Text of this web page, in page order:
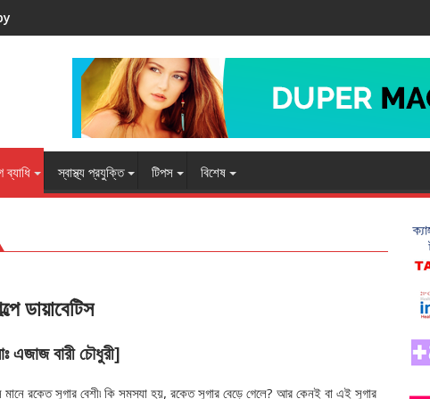
ব্যাধি স্বাস্থ্য প্রযুক্তি টিপস বিশেষ
ডায়াবেটিস
এজাজ বারী চৌধুরী]
মানে রক্তে সুগার বেশী৷ কি সমস্যা হয়, রক্তে সুগার বেড়ে গেলে? আর কেনই বা এই সুগার